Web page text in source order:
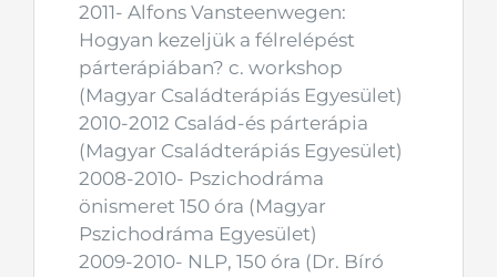
2011- Alfons Vansteenwegen:
Hogyan kezeljük a félrelépést
párterápiában? c. workshop
(Magyar Családterápiás Egyesület)
2010-2012 Család-és párterápia
(Magyar Családterápiás Egyesület)
2008-2010- Pszichodráma
önismeret 150 óra (Magyar
Pszichodráma Egyesület)
2009-2010- NLP, 150 óra (Dr. Bíró